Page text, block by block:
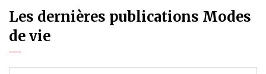
Les dernières publications Modes
de vie